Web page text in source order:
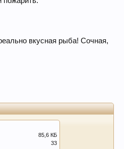
вкусная рыба! Сочная,
85,6 КБ
33